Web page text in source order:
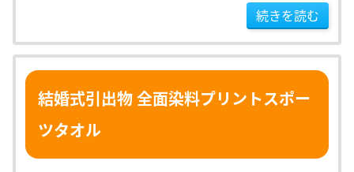
続きを読む
結婚式引出物 全面染料プリントスポー
ツタオル